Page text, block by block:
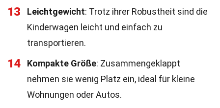
13 Leichtgewicht: Trotz ihrer Robustheit sind die
Kinderwagen leicht und einfach zu
transportieren.
14 Kompakte Größe: Zusammengeklappt
nehmen sie wenig Platz ein, ideal für kleine
Wohnungen oder Autos.